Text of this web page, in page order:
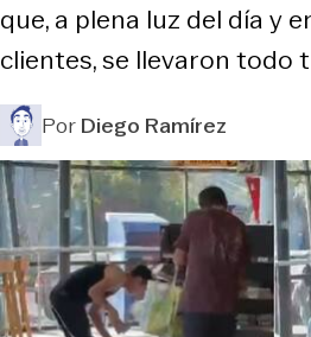
que, a plena luz del día y
clientes, se llevaron todo
PorDiego Ramírez